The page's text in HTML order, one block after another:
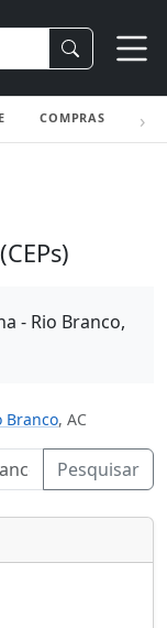
COMPRAS
- Rio Branco,
Branco, AC
Pesquisar